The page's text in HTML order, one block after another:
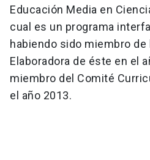
Educación Media en
cual es un programa
habiendo sido miembro de
Elaboradora de éste en el
miembro del Comité
el año 2013.